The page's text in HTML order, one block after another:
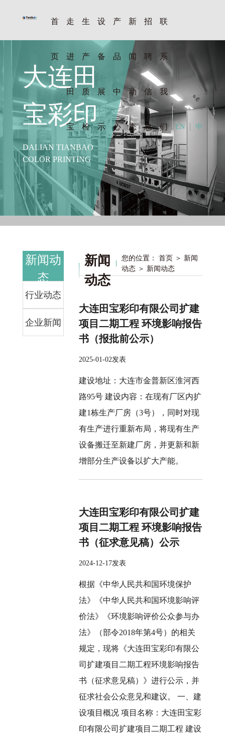
首
页
走
进
田
宝
生
产
质
检
设
备
展
示
产
品
中
心
新
闻
动
态
招
聘
信
息
联
系
我
们 EN 中
大连田
宝彩印
DALIAN TIANBAO
COLOR PRINTING
新闻动
态
NEWS AND TRENDS
行业动态
企业新闻
新闻
动态
您的位置：首页 ＞ 新闻
动态 ＞ 新闻动态
大连田宝彩印有限公司扩建
项目二期工程 环境影响报告
书（报批前公示）
2025-01-02发表
建设地址：大连市金普新区淮河西
路95号 建设内容：在现有厂区内扩
建1栋生产厂房（3号），同时对现
有生产进行重新布局，将现有生产
设备搬迁至新建厂房，并更新和新
增部分生产设备以扩大产能。
大连田宝彩印有限公司扩建
项目二期工程 环境影响报告
书（征求意见稿）公示
2024-12-17发表
根据《中华人民共和国环境保护
法》《中华人民共和国环境影响评
价法》《环境影响评价公众参与办
法》（部令2018年第4号）的相关
规定，现将《大连田宝彩印有限公
司扩建项目二期工程环境影响报告
书（征求意见稿）》进行公示，并
征求社会公众意见和建议。 一、建
设项目概况 项目名称：大连田宝彩
印有限公司扩建项目二期工程 建设